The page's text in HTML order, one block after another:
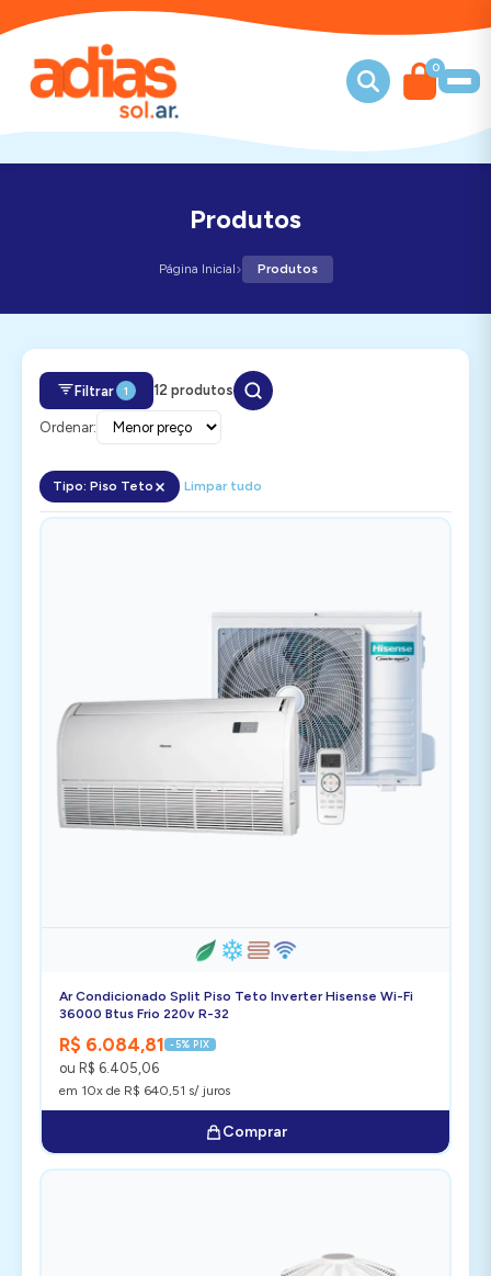
0
Produtos
Página Inicial› Produtos
Filtrar 1 12 produtos
Ordenar:
Tipo: Piso Teto Limpar tudo
Ar Condicionado Split Piso Teto Inverter Hisense Wi-Fi
36000 Btus Frio 220v R-32
R$ 6.084,81 -5% PIX
ou R$ 6.405,06
em 10x de R$ 640,51 s/ juros
Comprar